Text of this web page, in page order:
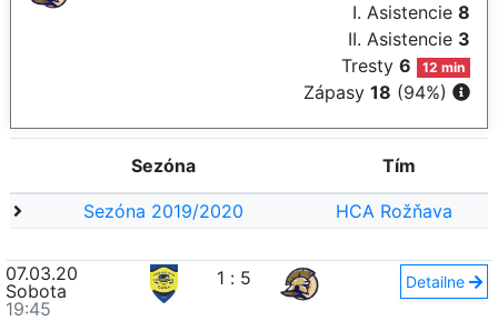
I. Asistencie 8
II. Asistencie 3
Tresty6 12 min
Zápasy 18 (94%)
Sezóna Tím
Sezóna 2019/2020 HCA Rožňava
07.03.20
Sobota
19:45
1 : 5 Detailne